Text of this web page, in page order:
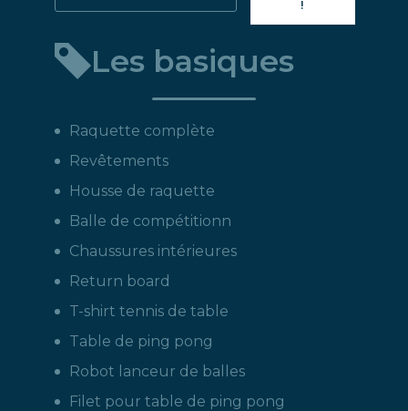
directement
produit
:
!
Les basiques
Raquette complète
Revêtements
Housse de raquette
Balle de compétitionn
Chaussures intérieures
Return board
T-shirt tennis de table
Table de ping pong
Robot lanceur de balles
Filet pour table de ping pong